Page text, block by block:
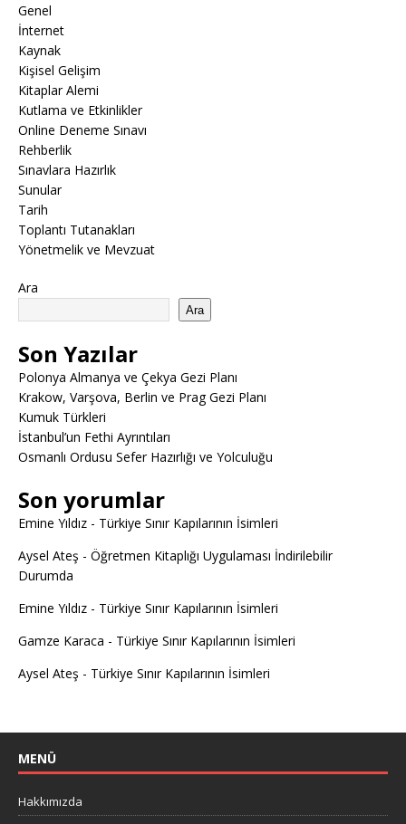
Genel
İnternet
Kaynak
Kişisel Gelişim
Kitaplar Alemi
Kutlama ve Etkinlikler
Online Deneme Sınavı
Rehberlik
Sınavlara Hazırlık
Sunular
Tarih
Toplantı Tutanakları
Yönetmelik ve Mevzuat
Ara
Ara
Son Yazılar
Polonya Almanya ve Çekya Gezi Planı
Krakow, Varşova, Berlin ve Prag Gezi Planı
Kumuk Türkleri
İstanbul’un Fethi Ayrıntıları
Osmanlı Ordusu Sefer Hazırlığı ve Yolculuğu
Son yorumlar
Emine Yıldız - Türkiye Sınır Kapılarının İsimleri
Aysel Ateş - Öğretmen Kitaplığı Uygulaması İndirilebilir
Durumda
Emine Yıldız - Türkiye Sınır Kapılarının İsimleri
Gamze Karaca - Türkiye Sınır Kapılarının İsimleri
Aysel Ateş - Türkiye Sınır Kapılarının İsimleri
MENÜ
Hakkımızda